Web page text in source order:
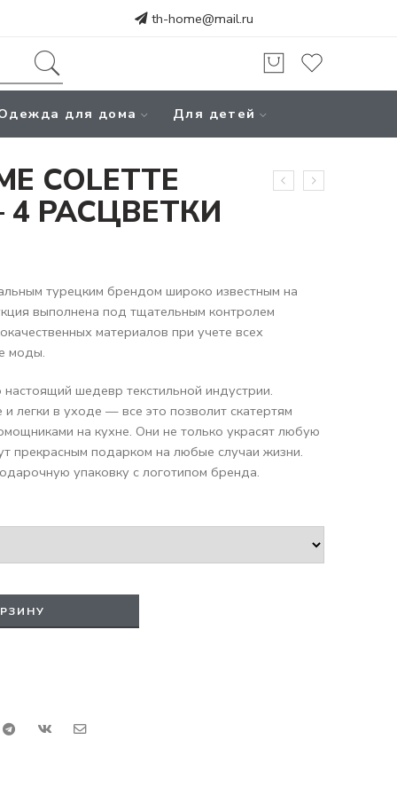
th-home@mail.ru
для дома Для детей
COLETTE
РАСЦВЕТКИ
турецким брендом широко известным на
выполнена под тщательным контролем
материалов при учете всех
моды.
шедевр текстильной индустрии.
легки в уходе — все это позволит скатертям
на кухне. Они не только украсят любую
прекрасным подарком на любые случаи жизни.
упаковку с логотипом бренда.